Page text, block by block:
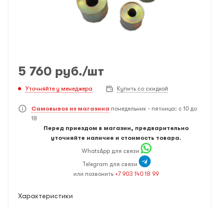
5 760 руб./шт
Уточняйте у менеджера Купить со скидкой
Самовывоз из магазина понедельник - пятница: с 10 до
18
Перед приездом в магазин, предварительно
уточняйте наличие и стоимость товара.
WhatsApp для связи
Telegram для связи
или позвонить +7 903 140 18 99
Характеристики